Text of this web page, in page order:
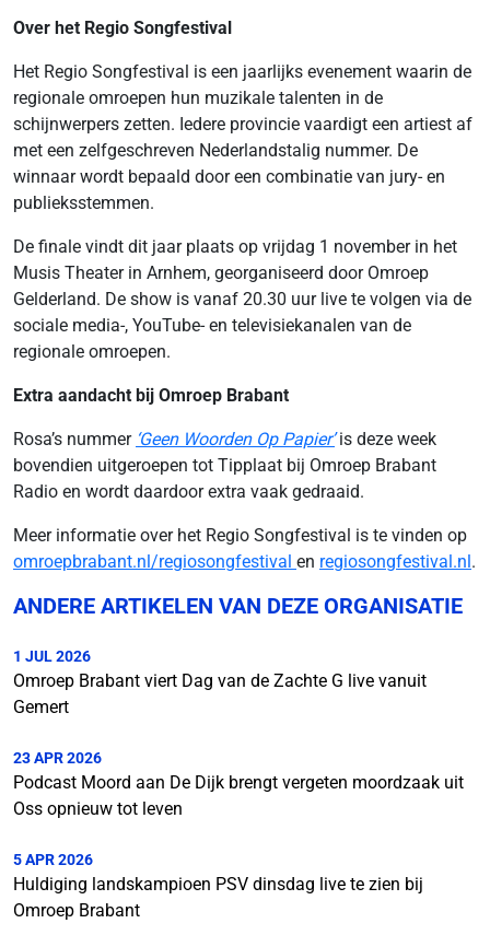
Over het Regio Songfestival
Het Regio Songfestival is een jaarlijks evenement waarin de
regionale omroepen hun muzikale talenten in de
schijnwerpers zetten. Iedere provincie vaardigt een artiest af
met een zelfgeschreven Nederlandstalig nummer. De
winnaar wordt bepaald door een combinatie van jury- en
publieksstemmen.
De finale vindt dit jaar plaats op vrijdag 1 november in het
Musis Theater in Arnhem, georganiseerd door Omroep
Gelderland. De show is vanaf 20.30 uur live te volgen via de
sociale media-, YouTube- en televisiekanalen van de
regionale omroepen.
Extra aandacht bij Omroep Brabant
Rosa’s nummer ‘Geen Woorden Op Papier’is deze week
bovendien uitgeroepen tot Tipplaat bij Omroep Brabant
Radio en wordt daardoor extra vaak gedraaid.
Meer informatie over het Regio Songfestival is te vinden op
omroepbrabant.nl/regiosongfestival en regiosongfestival.nl.
ANDERE ARTIKELEN VAN DEZE ORGANISATIE
1 JUL 2026
Omroep Brabant viert Dag van de Zachte G live vanuit
Gemert
23 APR 2026
Podcast Moord aan De Dijk brengt vergeten moordzaak uit
Oss opnieuw tot leven
5 APR 2026
Huldiging landskampioen PSV dinsdag live te zien bij
Omroep Brabant